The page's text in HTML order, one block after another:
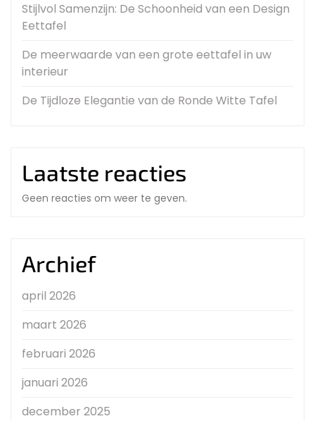
Stijlvol Samenzijn: De Schoonheid van een Design
Eettafel
De meerwaarde van een grote eettafel in uw
interieur
De Tijdloze Elegantie van de Ronde Witte Tafel
Laatste reacties
Geen reacties om weer te geven.
Archief
april 2026
maart 2026
februari 2026
januari 2026
december 2025